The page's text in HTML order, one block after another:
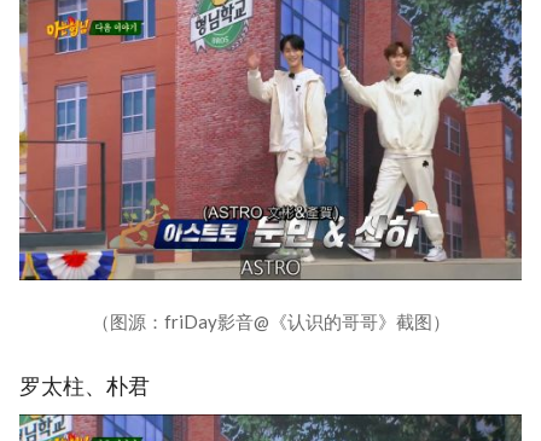
（图源：friDay影音@《认识的哥哥》截图）
罗太柱、朴君